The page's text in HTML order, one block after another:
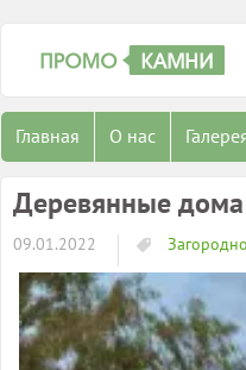
Главная О нас
Деревянные
09.01.2022